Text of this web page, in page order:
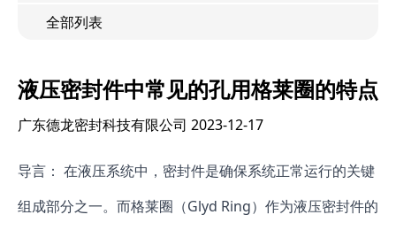
全部列表
液压密封件中常见的孔用格莱圈的特点
广东德龙密封科技有限公司 2023-12-17
导言： 在液压系统中，密封件是确保系统正常运行的关键
组成部分之一。而格莱圈（Glyd Ring）作为液压密封件的